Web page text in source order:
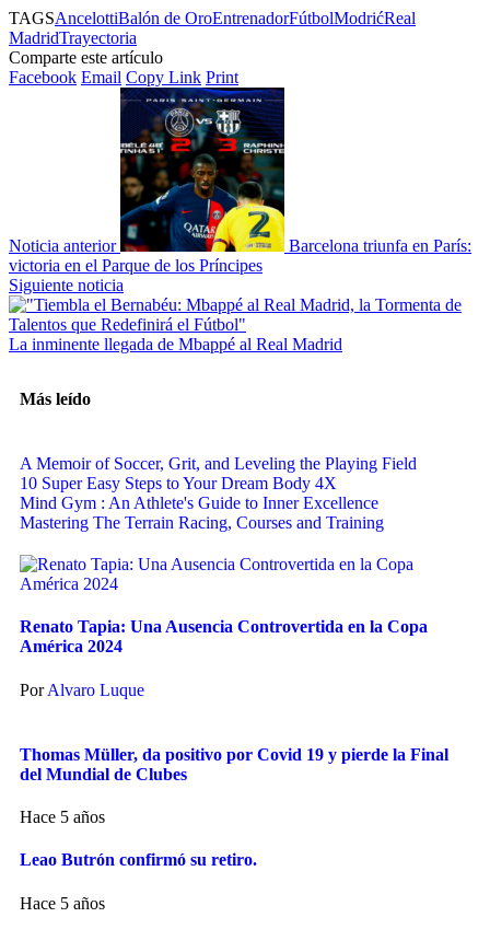
TAGSAncelottiBalón de OroEntrenadorFútbolModrićReal
MadridTrayectoria
Comparte este artículo
Facebook Email Copy Link Print
Noticia anterior
Barcelona triunfa en París:
victoria en el Parque de los Príncipes
Siguiente noticia
La inminente llegada de Mbappé al Real Madrid
Más leído
A Memoir of Soccer, Grit, and Leveling the Playing Field
10 Super Easy Steps to Your Dream Body 4X
Mind Gym : An Athlete's Guide to Inner Excellence
Mastering The Terrain Racing, Courses and Training
Renato Tapia: Una Ausencia Controvertida en la Copa
América 2024
Por Alvaro Luque
Thomas Müller, da positivo por Covid 19 y pierde la Final
del Mundial de Clubes
Hace 5 años
Leao Butrón confirmó su retiro.
Hace 5 años